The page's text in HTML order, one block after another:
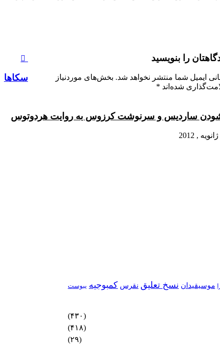
سکاها
ساردیس و سرنوشت کرزوس به روایت هردوتوس
را بنویسید
ایمیل شما منتشر نخواهد شد. بخش‌های موردنیاز
شده‌اند *
موسیقیدان نسخ تعلیق نقرس کمبوجیه یبوست
(۴۳۰)
(۴۱۸)
(۲۹)